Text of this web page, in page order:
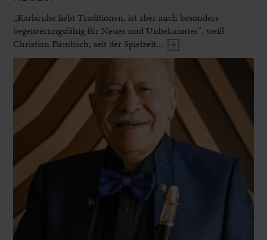
„Karlsruhe liebt Traditionen, ist aber auch besonders
begeisterungsfähig für Neues und Unbekanntes“, weiß
Christian Firmbach, seit der Spielzeit...